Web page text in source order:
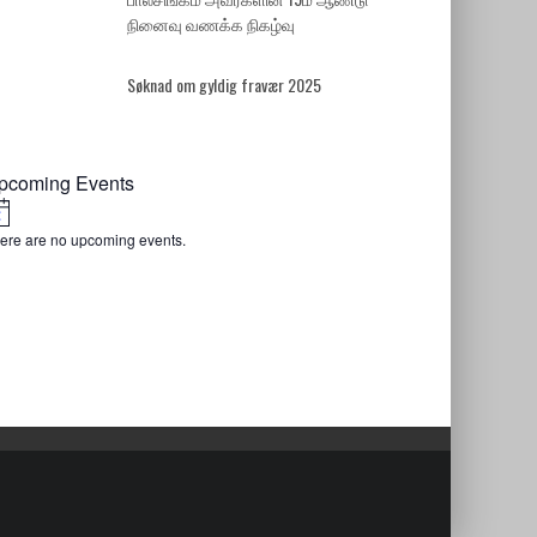
நினைவு வணக்க நிகழ்வு
Søknad om gyldig fravær 2025
Events
Notice
are no upcoming events.